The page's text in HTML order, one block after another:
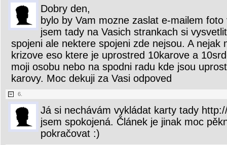
Dobry den,
bylo by Vam mozne zaslat e-mailem
jsem tady na Vasich strankach si
spojeni ale nektere spojeni zde nejsou. A nejak
krizove eso ktere je uprostred 10karove a
moji osobu nebo na spodni radu kde jsou
karovy. Moc dekuji za Vasi odpoved
6.
Já si nechávám vykládat karty tady
jsem spokojená. Článek je jinak moc
pokračovat :)